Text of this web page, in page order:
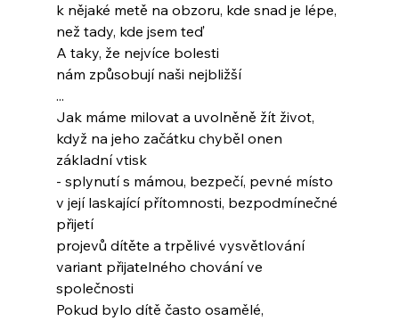
k nějaké metě na obzoru, kde snad je lépe,
než tady, kde jsem teď
A taky, že nejvíce bolesti
nám způsobují naši nejbližší
...
Jak máme milovat a uvolněně žít život,
když na jeho začátku chyběl onen
základní vtisk
- splynutí s mámou, bezpečí, pevné místo
v její laskající přítomnosti, bezpodmínečné
přijetí
projevů dítěte a trpělivé vysvětlování
variant přijatelného chování ve
společnosti
Pokud bylo dítě často osamělé,